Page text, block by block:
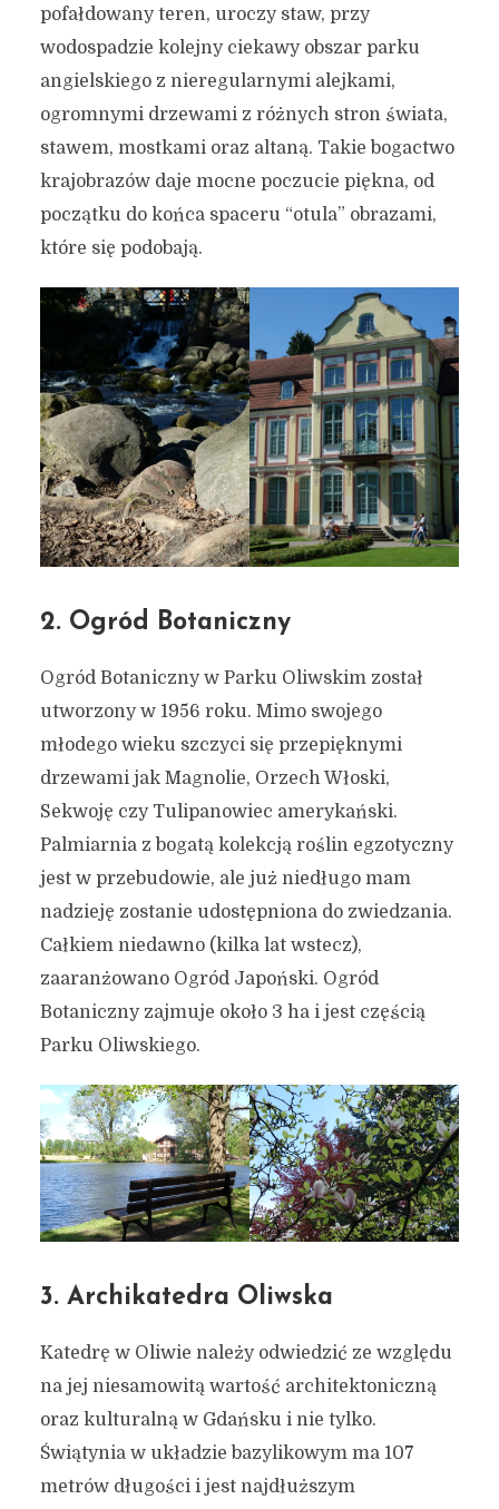
pofałdowany teren, uroczy staw, przy
wodospadzie kolejny ciekawy obszar parku
angielskiego z nieregularnymi alejkami,
ogromnymi drzewami z różnych stron świata,
stawem, mostkami oraz altaną. Takie bogactwo
krajobrazów daje mocne poczucie piękna, od
początku do końca spaceru “otula” obrazami,
które się podobają.
2. Ogród Botaniczny
Ogród Botaniczny w Parku Oliwskim został
utworzony w 1956 roku. Mimo swojego
młodego wieku szczyci się przepięknymi
drzewami jak Magnolie, Orzech Włoski,
Sekwoję czy Tulipanowiec amerykański.
Palmiarnia z bogatą kolekcją roślin egzotyczny
jest w przebudowie, ale już niedługo mam
nadzieję zostanie udostępniona do zwiedzania.
Całkiem niedawno (kilka lat wstecz),
zaaranżowano Ogród Japoński. Ogród
Botaniczny zajmuje około 3 ha i jest częścią
Parku Oliwskiego.
3. Archikatedra Oliwska
Katedrę w Oliwie należy odwiedzić ze względu
na jej niesamowitą wartość architektoniczną
oraz kulturalną w Gdańsku i nie tylko.
Świątynia w układzie bazylikowym ma 107
metrów długości i jest najdłuższym